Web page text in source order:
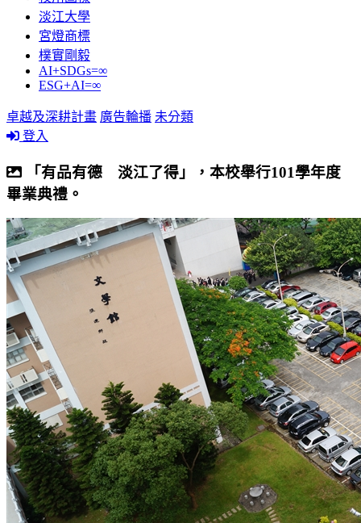
淡江大學
宮燈商標
樸實剛毅
AI+SDGs=∞
ESG+AI=∞
卓越及深耕計畫 廣告輪播 未分類
登入
「有品有德 淡江了得」，本校舉行101學年度
畢業典禮。